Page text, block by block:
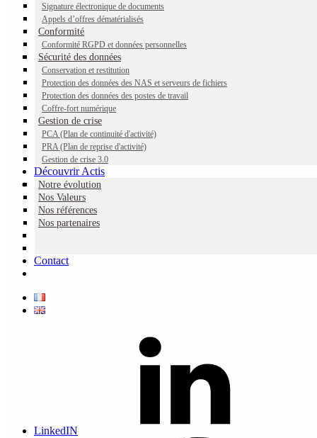
Signature électronique de documents
Appels d’offres dématérialisés
Conformité
Conformité RGPD et données personnelles
Sécurité des données
Conservation et restitution
Protection des données des NAS et serveurs de fichiers
Protection des données des postes de travail
Coffre-fort numérique
Gestion de crise
PCA (Plan de continuité d'activité)
PRA (Plan de reprise d'activité)
Gestion de crise 3.0
Découvrir Actis
Notre évolution
Nos Valeurs
Nos références
Nos partenaires
Contact
LinkedIN
proposée par Actis
Continue reading
“Atempo, nouveau partenaire d’Actis pour la protection des
données”
Retrouvez les